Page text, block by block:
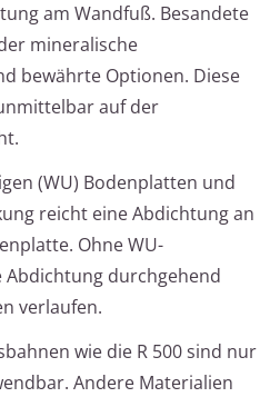
am Wandfuß. Besandete
mineralische
bewährte Optionen. Diese
auf der
(WU) Bodenplatten und
reicht eine Abdichtung an
Ohne WU-
Abdichtung durchgehend
verlaufen.
wie die R 500 sind nur
Andere Materialien